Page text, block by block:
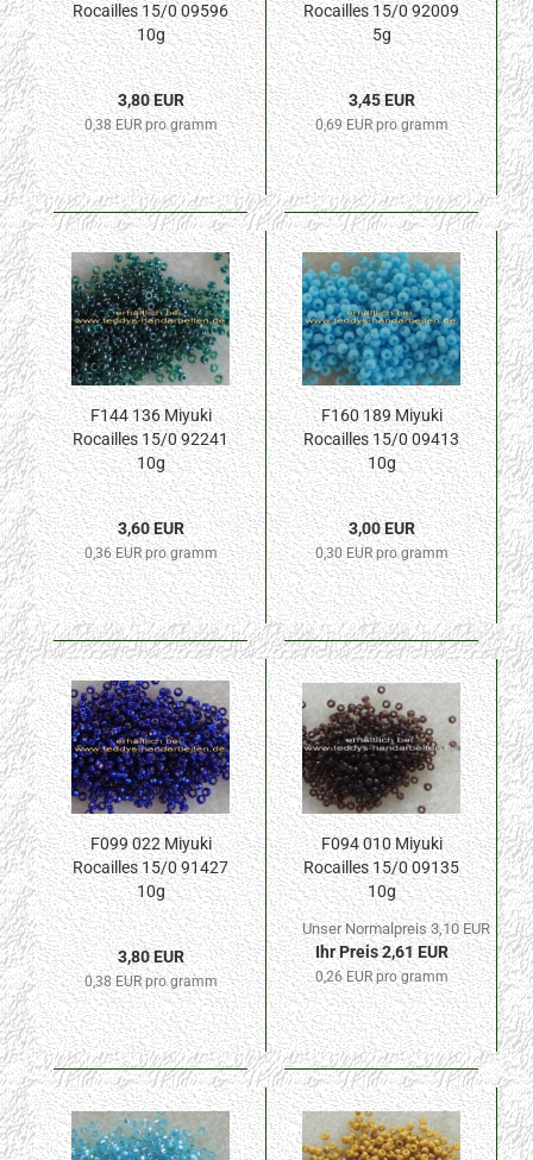
Rocailles 15/0 09596
10g
3,80 EUR
0,38 EUR pro gramm
Rocailles 15/0 92009
5g
3,45 EUR
0,69 EUR pro gramm
F144 136 Miyuki
Rocailles 15/0 92241
10g
3,60 EUR
0,36 EUR pro gramm
F160 189 Miyuki
Rocailles 15/0 09413
10g
3,00 EUR
0,30 EUR pro gramm
F099 022 Miyuki
Rocailles 15/0 91427
10g
3,80 EUR
0,38 EUR pro gramm
F094 010 Miyuki
Rocailles 15/0 09135
10g
Unser Normalpreis 3,10 EUR
Ihr Preis 2,61 EUR
0,26 EUR pro gramm